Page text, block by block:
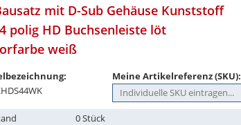
mit D-Sub Gehäuse Kunststoff
polig HD Buchsenleiste löt
weiß
Meine Artikelreferenz (SKU):
0 Stück